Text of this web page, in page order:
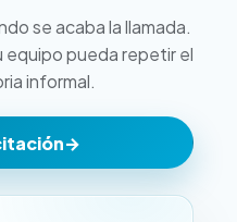
se acaba la llamada.
equipo pueda repetir el
informal.
→